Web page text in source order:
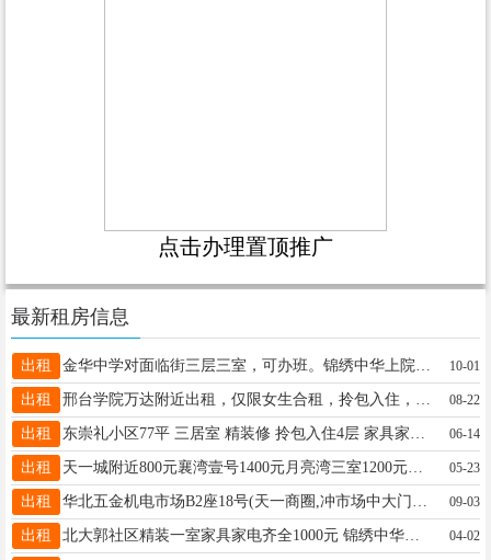
点击办理置顶推广
最新租房信息
出租 10-01
出租 08-22
出租 06-14
出租 天一城附近800元襄湾壹号1400元月亮湾三室1200元，科技大厦附近1000元15603197046 05-23
出租 09-03
出租 北大郭社区精装一室家具家电齐全1000元 锦绣中华电梯两室家具家电齐全免费停车1200元13102560122 04-02